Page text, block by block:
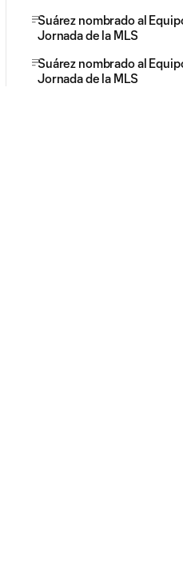
Suárez nombrado al
Jornada de la MLS
Suárez nombrado al
Jornada de la MLS